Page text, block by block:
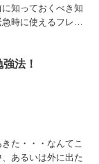
知っておくべき知
時に使えるフレー
法！
た・・・なんてこ
あるいは外に出た